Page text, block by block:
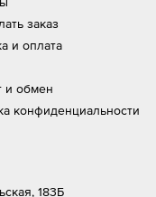
заказ
и оплата
и обмен
конфиденциальности
183Б